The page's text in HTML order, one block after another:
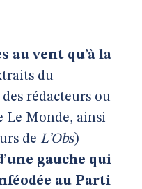
au vent qu’à la
du
rédacteurs ou
Le Monde, ainsi
de L’Obs)
gauche qui
au Parti